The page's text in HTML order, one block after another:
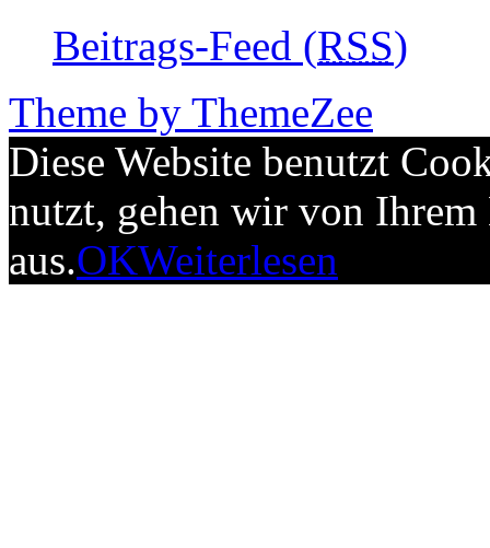
Beitrags-Feed (RSS)
Theme by ThemeZee
Diese Website benutzt
nutzt, gehen wir von Ihrem
aus.OKWeiterlesen